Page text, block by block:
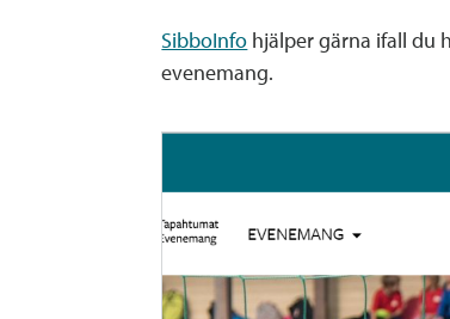
SibboInfo hjälper gärna ifall du
evenemang.